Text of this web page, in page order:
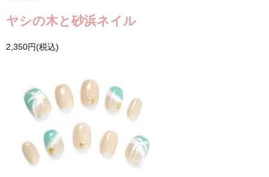
ヤシの木と砂浜ネイル
2,350円(税込)